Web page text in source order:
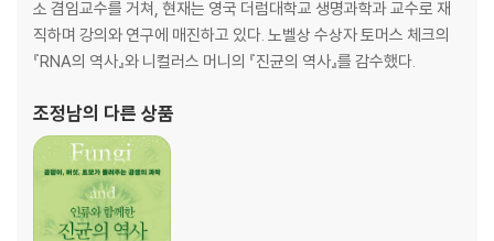
소 겸임교수를 거쳐, 현재는 영국 더럼대학교 생명과학과 교수로 재
직하며 강의와 연구에 매진하고 있다. 노벨상 수상자 토머스 체크의
『RNA의 역사』와 니컬러스 머니의 『진균의 역사』를 감수했다.
조정남의 다른 상품